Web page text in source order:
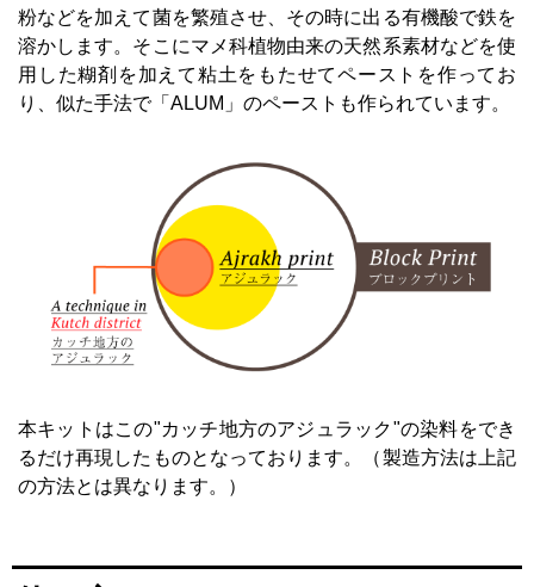
粉などを加えて菌を繁殖させ、その時に出る有機酸で鉄を
溶かします。そこにマメ科植物由来の天然系素材などを使
用した糊剤を加えて粘土をもたせてペーストを作ってお
り、似た手法で「ALUM」のペーストも作られています。
本キットはこの"カッチ地方のアジュラック"の染料をでき
るだけ再現したものとなっております。（製造方法は上記
の方法とは異なります。）